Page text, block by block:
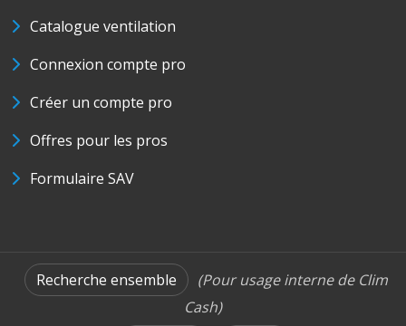
Catalogue ventilation
Connexion compte pro
Créer un compte pro
Offres pour les pros
Formulaire SAV
Recherche ensemble
(Pour usage interne de Clim
Cash)